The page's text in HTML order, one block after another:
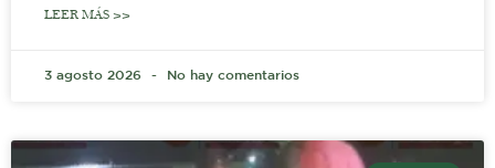
LEER MÁS >>
3 agosto 2026 No hay comentarios